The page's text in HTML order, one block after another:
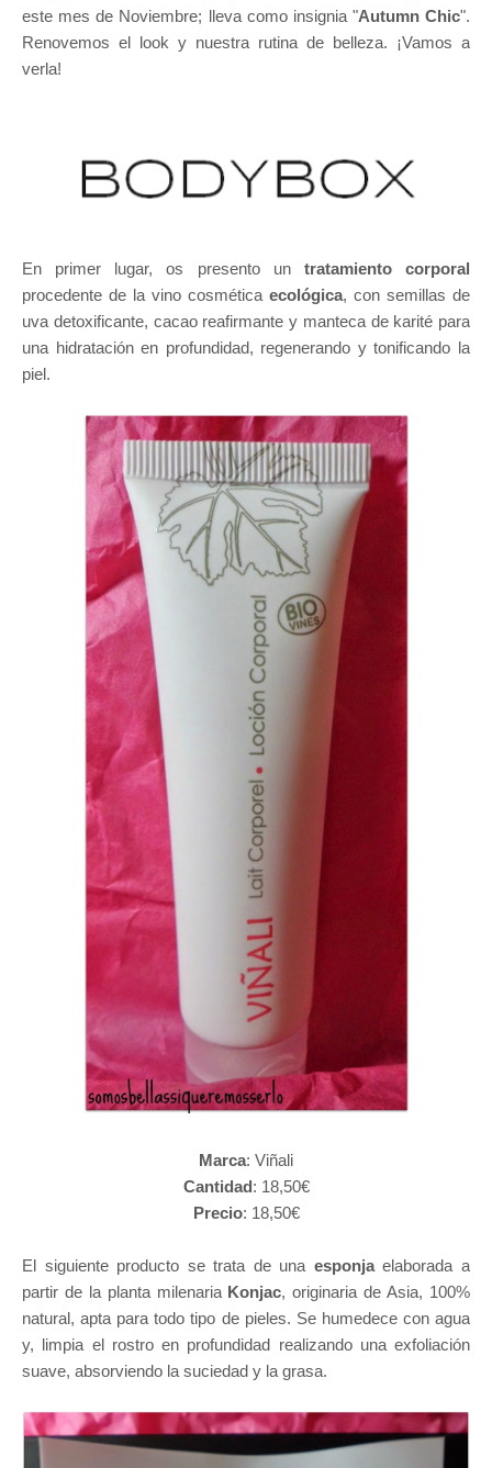
este mes de Noviembre; lleva como insignia "Autumn Chic".
Renovemos el look y nuestra rutina de belleza. ¡Vamos a
verla!
En primer lugar, os presento un tratamiento corporal
procedente de la vino cosmética ecológica, con semillas de
uva detoxificante, cacao reafirmante y manteca de karité para
una hidratación en profundidad, regenerando y tonificando la
piel.
Marca: Viñali
Cantidad: 18,50€
Precio: 18,50€
El siguiente producto se trata de una esponjaelaborada a
partir de la planta milenaria Konjac, originaria de Asia, 100%
natural, apta para todo tipo de pieles. Se humedece con agua
y, limpia el rostro en profundidad realizando una exfoliación
suave, absorviendo la suciedad y la grasa.